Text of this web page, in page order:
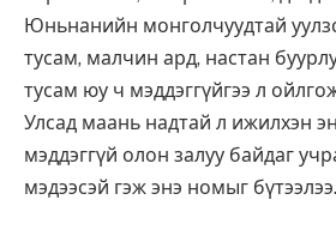
Юньнанийн монголчуудтай
тусам, малчин ард, настан
тусам юу ч мэддэггүйгээ л
Улсад маань надтай л ижилхэн
мэддэггүй олон залуу байдаг
мэдээсэй гэж энэ номыг